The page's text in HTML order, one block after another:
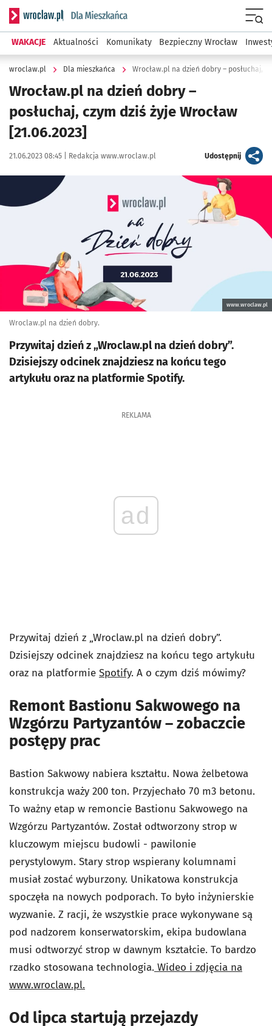
Serwis informacyjny wroclaw.pl podserwis: Dla mieszkańca
WAKACJE Aktualności Komunikaty Bezpieczny Wrocław
wroclaw.pl Dla mieszkańca Wrocław.pl na dzień dobry – posłuchaj,
Wrocław.pl na dzień dobry –
posłuchaj, czym dziś żyje Wrocław
[21.06.2023]
Data publikacji:
21.06.2023 08:45 | Autor:
Redakcja www.wroclaw.pl Udostępnijartykuł
Kliknij, aby powiększyć
www.wroclaw.pl
Wroclaw.pl na dzień dobry.
Przywitaj dzień z „Wroclaw.pl na dzień dobry”.
Dzisiejszy odcinek znajdziesz na końcu tego
artykułu oraz na platformie Spotify.
REKLAMA
ad
Przywitaj dzień z „Wroclaw.pl na dzień dobry”.
Dzisiejszy odcinek znajdziesz na końcu tego artykułu
oraz na platformie Spotify. A o czym dziś mówimy?
Remont Bastionu Sakwowego na
Wzgórzu Partyzantów – zobaczcie
postępy prac
Bastion Sakwowy nabiera kształtu. Nowa żelbetowa
konstrukcja waży 200 ton. Przyjechało 70 m3 betonu.
To ważny etap w remoncie Bastionu Sakwowego na
Wzgórzu Partyzantów. Został odtworzony strop w
kluczowym miejscu budowli - pawilonie
perystylowym. Stary strop wspierany kolumnami
musiał zostać wyburzony. Unikatowa konstrukcja
spoczęła na nowych podporach. To było inżynierskie
wyzwanie. Z racji, że wszystkie prace wykonywane są
pod nadzorem konserwatorskim, ekipa budowlana
musi odtworzyć strop w dawnym kształcie. To bardzo
rzadko stosowana technologia. Wideo i zdjęcia na
www.wroclaw.pl.
Od lipca startują przejazdy